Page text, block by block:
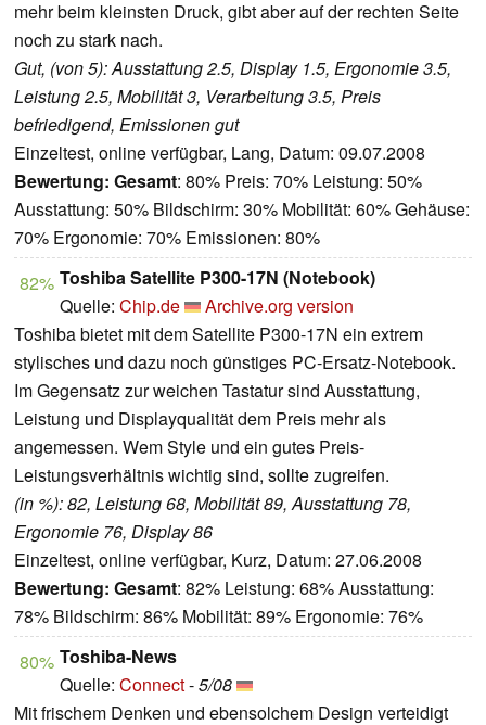
mehr beim kleinsten Druck, gibt aber auf der rechten Seite
noch zu stark nach.
Gut, (von 5): Ausstattung 2.5, Display 1.5, Ergonomie 3.5,
Leistung 2.5, Mobilität 3, Verarbeitung 3.5, Preis
befriedigend, Emissionen gut
Einzeltest, online verfügbar, Lang, Datum: 09.07.2008
Bewertung: Gesamt: 80% Preis: 70% Leistung: 50%
Ausstattung: 50% Bildschirm: 30% Mobilität: 60% Gehäuse:
70% Ergonomie: 70% Emissionen: 80%
82% Toshiba Satellite P300-17N (Notebook)
Quelle: Chip.de
Archive.org version
Toshiba bietet mit dem Satellite P300-17N ein extrem
stylisches und dazu noch günstiges PC-Ersatz-Notebook.
Im Gegensatz zur weichen Tastatur sind Ausstattung,
Leistung und Displayqualität dem Preis mehr als
angemessen. Wem Style und ein gutes Preis-
Leistungsverhältnis wichtig sind, sollte zugreifen.
(in %): 82, Leistung 68, Mobilität 89, Ausstattung 78,
Ergonomie 76, Display 86
Einzeltest, online verfügbar, Kurz, Datum: 27.06.2008
Bewertung: Gesamt: 82% Leistung: 68% Ausstattung:
78% Bildschirm: 86% Mobilität: 89% Ergonomie: 76%
80% Toshiba-News
Quelle: Connect-5/08
Mit frischem Denken und ebensolchem Design verteidigt